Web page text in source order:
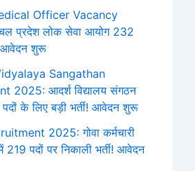
Officer Vacancy
प्रदेश लोक सेवा आयोग 232
आवेदन शुरू
Sangathan
2025: आदर्श विद्यालय संगठन
के लिए बड़ी भर्ती! आवेदन शुरू
2025: गोवा कर्मचारी
पदों पर निकाली भर्ती! आवेदन